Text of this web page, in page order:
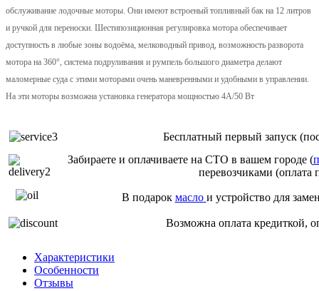
обслуживание лодочные моторы. Они имеют встроеный топливный бак на 12 литров
и ручкой для переноски. Шестипозиционная регулировка мотора обеспечивает
доступность в любые зоны водоёма, мелководный привод, возможность разворота
мотора на 360°, система подруливания и румпель большого диаметра делают
маломерные суда с этими моторами очень маневренными и удобными в управлении.
На эти моторы возможна установка генератора мощностью 4А/50 Вт
Бесплатный первый запуск
Забираете и оплачиваете на СТО в вашем городе (
перевозчиками (оплата
В подарок масло и устройство для
Возможна оплата кредиткой,
Характеристики
Особенности
Отзывы